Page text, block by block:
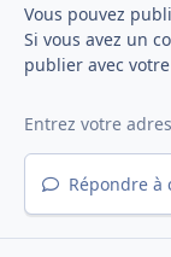
Vous pouvez
Si vous avez un
publier avec
Répondre à